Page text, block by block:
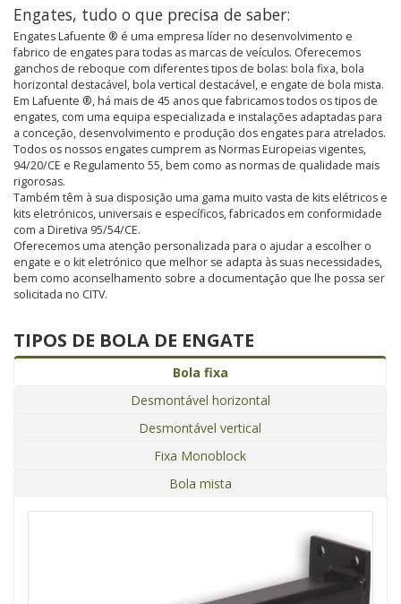
Engates, tudo o que precisa de saber:
Engates Lafuente ® é uma empresa líder no desenvolvimento e
fabrico de engates para todas as marcas de veículos. Oferecemos
ganchos de reboque com diferentes tipos de bolas: bola fixa, bola
horizontal destacável, bola vertical destacável, e engate de bola mista.
Em Lafuente ®, há mais de 45 anos que fabricamos todos os tipos de
engates, com uma equipa especializada e instalações adaptadas para
a conceção, desenvolvimento e produção dos engates para atrelados.
Todos os nossos engates cumprem as Normas Europeias vigentes,
94/20/CE e Regulamento 55, bem como as normas de qualidade mais
rigorosas.
Também têm à sua disposição uma gama muito vasta de kits elétricos e
kits eletrónicos, universais e específicos, fabricados em conformidade
com a Diretiva 95/54/CE.
Oferecemos uma atenção personalizada para o ajudar a escolher o
engate e o kit eletrónico que melhor se adapta às suas necessidades,
bem como aconselhamento sobre a documentação que lhe possa ser
solicitada no CITV.
TIPOS DE BOLA DE ENGATE
Bola fixa
Desmontável horizontal
Desmontável vertical
Fixa Monoblock
Bola mista